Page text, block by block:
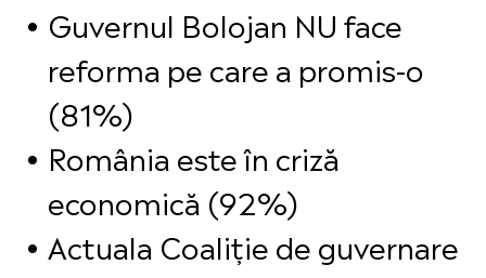
Guvernul Bolojan NU face
reforma pe care a promis-o
(81%)
România este în criză
economică (92%)
Actuala Coaliție de guvernare